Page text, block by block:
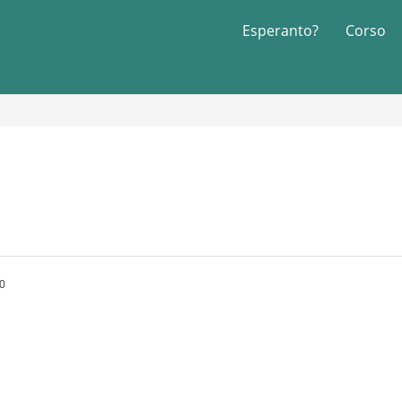
Esperanto? Corso